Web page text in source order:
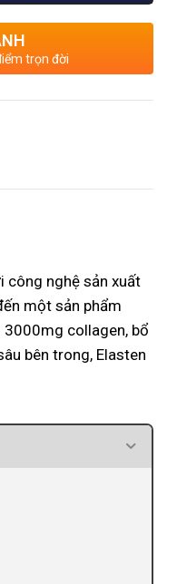
trọn đời
công nghệ sản xuất
một sản phẩm
collagen, bổ
bên trong, Elasten